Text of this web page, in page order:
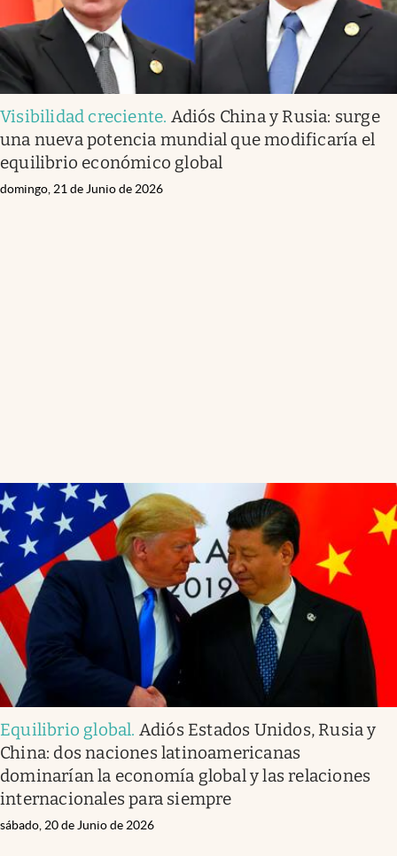
Visibilidad creciente. Adiós China y Rusia: surge
una nueva potencia mundial que modificaría el
equilibrio económico global
domingo, 21 de Junio de 2026
Equilibrio global. Adiós Estados Unidos, Rusia y
China: dos naciones latinoamericanas
dominarían la economía global y las relaciones
internacionales para siempre
sábado, 20 de Junio de 2026